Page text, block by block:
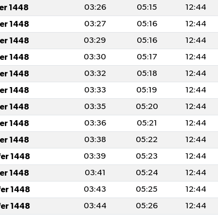
1448 03:26 05:15
12:44
1448
03:27 05:16
12:44
1448
03:29 05:16
12:44
1448
03:30 05:17
12:44
1448
03:32 05:18
12:44
1448
03:33 05:19
12:44
1448
03:35 05:20
12:44
1448
03:36 05:21
12:44
1448
03:38 05:22
12:44
1448
03:39 05:23
12:44
1448
03:41 05:24
12:44
1448
03:43 05:25
12:44
1448
03:44 05:26 12:44